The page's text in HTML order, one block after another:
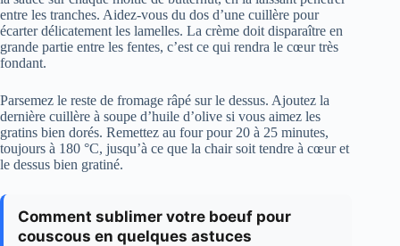
entre les tranches. Aidez-vous du dos d’une cuillère pour
écarter délicatement les lamelles. La crème doit disparaître en
grande partie entre les fentes, c’est ce qui rendra le cœur très
fondant.
Parsemez le reste de fromage râpé sur le dessus. Ajoutez la
dernière cuillère à soupe d’huile d’olive si vous aimez les
gratins bien dorés. Remettez au four pour 20 à 25 minutes,
toujours à 180 °C, jusqu’à ce que la chair soit tendre à cœur et
le dessus bien gratiné.
Comment sublimer votre boeuf pour
couscous en quelques astuces